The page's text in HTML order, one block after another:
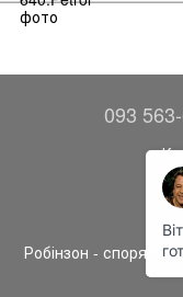
093
Робінзон -